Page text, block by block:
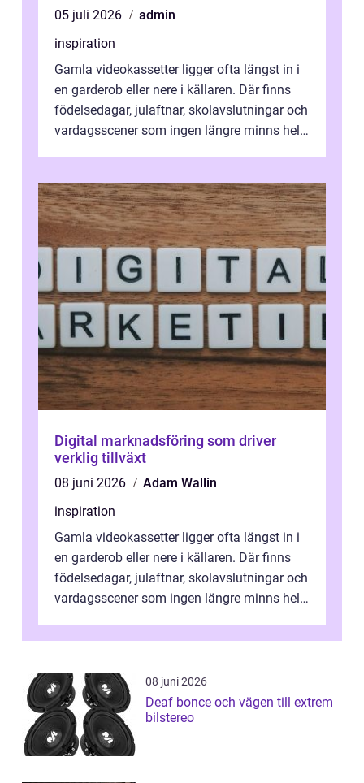
05 juli 2026
admin
inspiration
Gamla videokassetter ligger ofta längst in i
en garderob eller nere i källaren. Där finns
födelsedagar, julaftnar, skolavslutningar och
vardagsscener som ingen längre minns helt.
Digital marknadsföring som driver
verklig tillväxt
08 juni 2026
Adam Wallin
inspiration
Gamla videokassetter ligger ofta längst in i
en garderob eller nere i källaren. Där finns
födelsedagar, julaftnar, skolavslutningar och
vardagsscener som ingen längre minns helt.
08 juni 2026
Deaf bonce och vägen till extrem
bilstereo